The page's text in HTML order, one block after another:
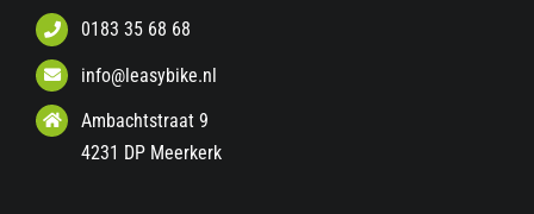
0183 35 68 68
info@leasybike.nl
Ambachtstraat 9
4231 DP Meerkerk